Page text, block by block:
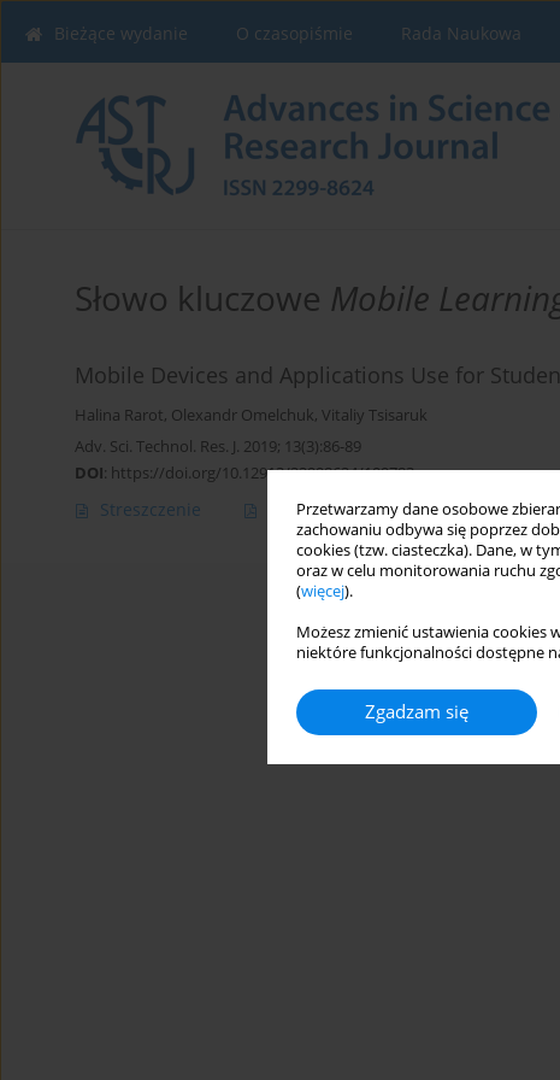
Przetwarzamy dane osobowe
zachowaniu odbywa się poprzez
cookies (tzw. ciasteczka). Dane, w
oraz w celu monitorowania ruchu
(więcej).
Możesz zmienić ustawienia cookies
niektóre funkcjonalności dostępne
Zgadzam się
Bieżące wydanie O czasopiśmie Rada Naukowa
Słowo kluczowe Mobile
Mobile Devices and Applications Use for
Halina Rarot, Olexandr Omelchuk, Vitaliy Tsisaruk
Adv. Sci. Technol. Res. J. 2019; 13(3):86-89
DOI: https://doi.org/10.12913/22998624/109783
Streszczenie Artykuł(PDF)